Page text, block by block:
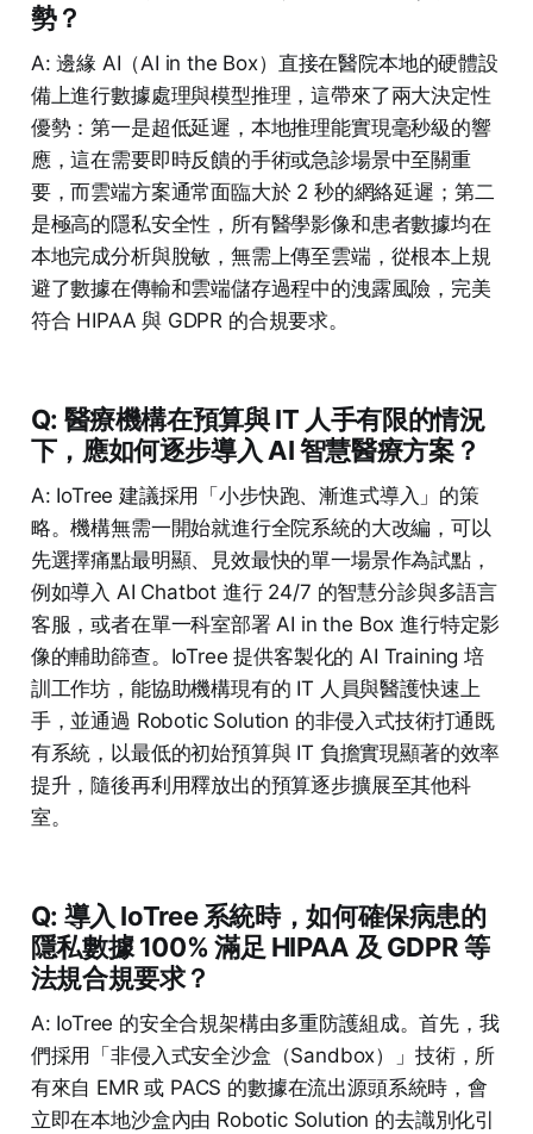
勢？
A: 邊緣 AI（AI in the Box）直接在醫院本地的硬體設
備上進行數據處理與模型推理，這帶來了兩大決定性
優勢：第一是超低延遲，本地推理能實現毫秒級的響
應，這在需要即時反饋的手術或急診場景中至關重
要，而雲端方案通常面臨大於 2 秒的網絡延遲；第二
是極高的隱私安全性，所有醫學影像和患者數據均在
本地完成分析與脫敏，無需上傳至雲端，從根本上規
避了數據在傳輸和雲端儲存過程中的洩露風險，完美
符合 HIPAA 與 GDPR 的合規要求。
Q: 醫療機構在預算與 IT 人手有限的情況
下，應如何逐步導入 AI 智慧醫療方案？
A: IoTree 建議採用「小步快跑、漸進式導入」的策
略。機構無需一開始就進行全院系統的大改編，可以
先選擇痛點最明顯、見效最快的單一場景作為試點，
例如導入 AI Chatbot 進行 24/7 的智慧分診與多語言
客服，或者在單一科室部署 AI in the Box 進行特定影
像的輔助篩查。IoTree 提供客製化的 AI Training 培
訓工作坊，能協助機構現有的 IT 人員與醫護快速上
手，並通過 Robotic Solution 的非侵入式技術打通既
有系統，以最低的初始預算與 IT 負擔實現顯著的效率
提升，隨後再利用釋放出的預算逐步擴展至其他科
室。
Q: 導入 IoTree 系統時，如何確保病患的
隱私數據 100% 滿足 HIPAA 及 GDPR 等
法規合規要求？
A: IoTree 的安全合規架構由多重防護組成。首先，我
們採用「非侵入式安全沙盒（Sandbox）」技術，所
有來自 EMR 或 PACS 的數據在流出源頭系統時，會
立即在本地沙盒內由 Robotic Solution 的去識別化引